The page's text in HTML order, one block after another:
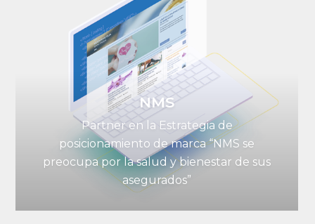
NMS
Partner en la Estrategia de
posicionamiento de marca “NMS se
preocupa por la salud y bienestar de sus
asegurados”